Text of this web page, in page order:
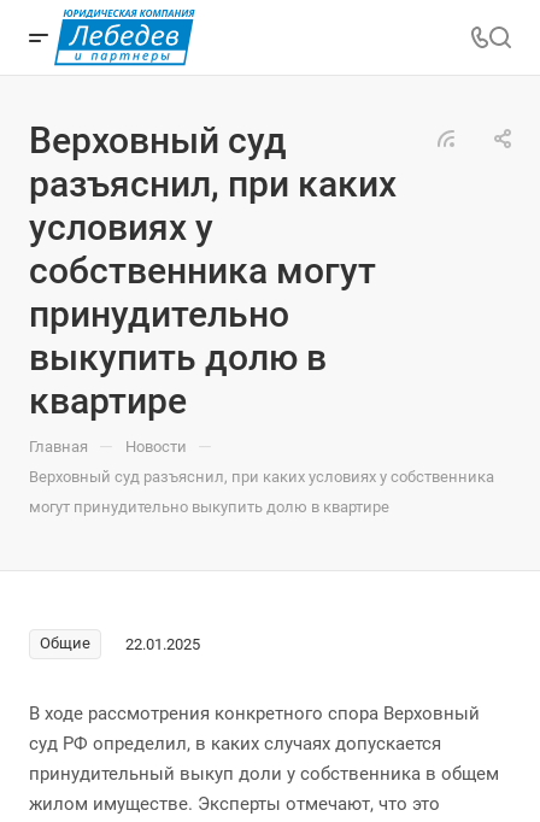
Верховный суд
разъяснил, при каких
условиях у
собственника могут
принудительно
выкупить долю в
квартире
Главная — Новости —
Верховный суд разъяснил, при каких условиях у собственника
могут принудительно выкупить долю в квартире
Общие 22.01.2025
В ходе рассмотрения конкретного спора Верховный
суд РФ определил, в каких случаях допускается
принудительный выкуп доли у собственника в общем
жилом имуществе. Эксперты отмечают, что это